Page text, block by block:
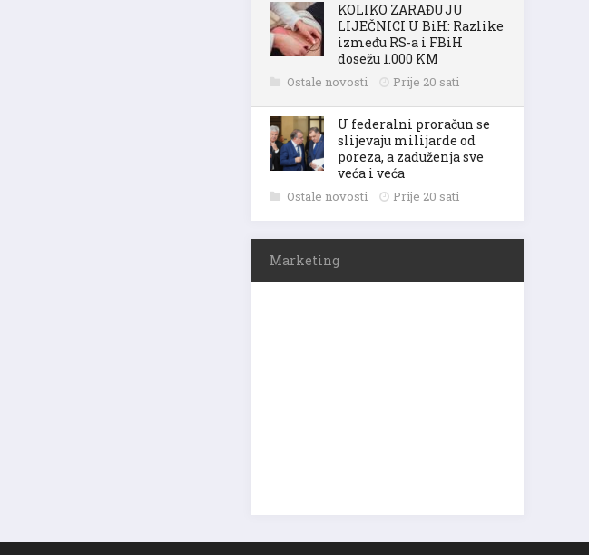
KOLIKO ZARAĐUJU
LIJEČNICI U BiH: Razlike
između RS-a i FBiH
dosežu 1.000 KM
Ostale novosti Prije 20 sati
U federalni proračun se
slijevaju milijarde od
poreza, a zaduženja sve
veća i veća
Ostale novosti Prije 20 sati
Marketing